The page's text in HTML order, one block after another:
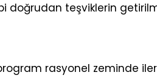
doğrudan teşviklerin
rasyonel zeminde